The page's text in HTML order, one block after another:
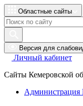
Областные сайты
Версия для
Личный кабинет
Сайты Кемеровской
Администрация